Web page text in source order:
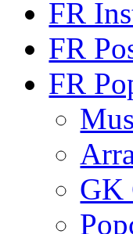
FR
FR
FR
GK